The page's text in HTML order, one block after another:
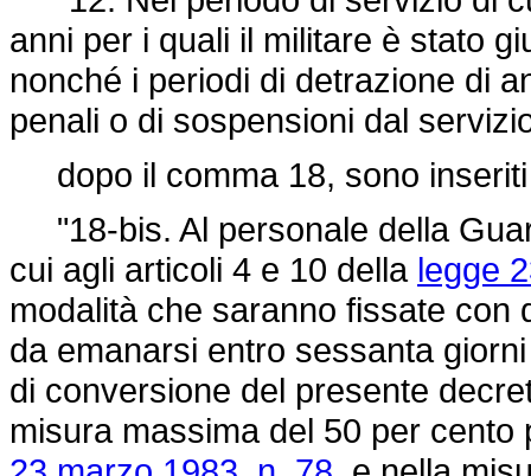
anni per i quali il militare è stato
nonché i periodi di detrazione di
penali o di sospensioni dal
dopo il comma 18, sono inseriti
"18-bis. Al personale della
cui agli articoli 4 e 10 della legge
modalità che saranno fissate con
da emanarsi entro sessanta
di conversione del presente
misura massima del 50 per